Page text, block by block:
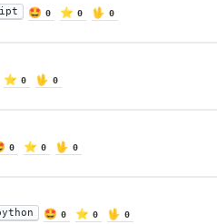
🤩 0 ⭐️ 0 🖖 0
⭐️ 0 🖖 0
0 ⭐️ 0 🖖 0
🤩 0 ⭐️ 0 🖖 0